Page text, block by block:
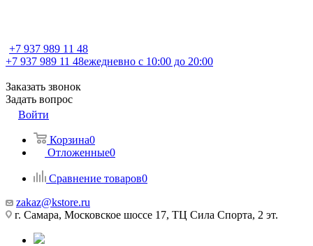
+7 937 989 11 48
+7 937 989 11 48ежедневно с 10:00 до 20:00
Заказать звонок
Задать вопрос
Войти
Корзина0
Отложенные0
Сравнение товаров0
zakaz@kstore.ru
г. Самара, Московское шоссе 17, ТЦ Сила Спорта, 2 эт.